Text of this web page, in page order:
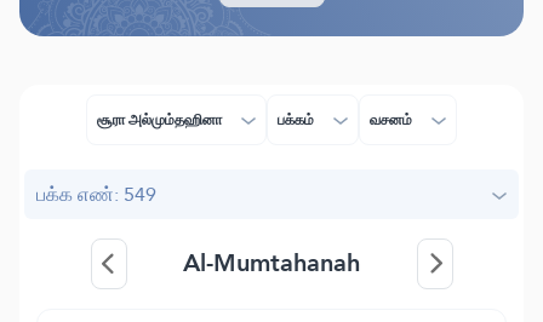
சூரா அல்மும்தஹினா பக்கம் வசனம்
பக்க எண்: 549
Al-Mumtahanah